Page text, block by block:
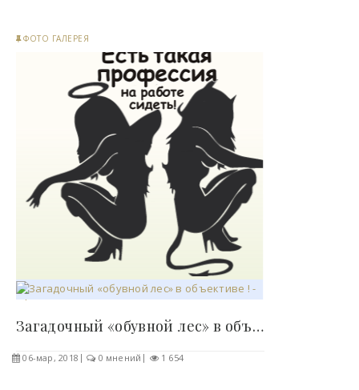
ФОТО ГАЛЕРЕЯ
Загадочный «обувной лес» в объективе ! - «Фото»..
06-мар, 2018 0 мнений 1 654